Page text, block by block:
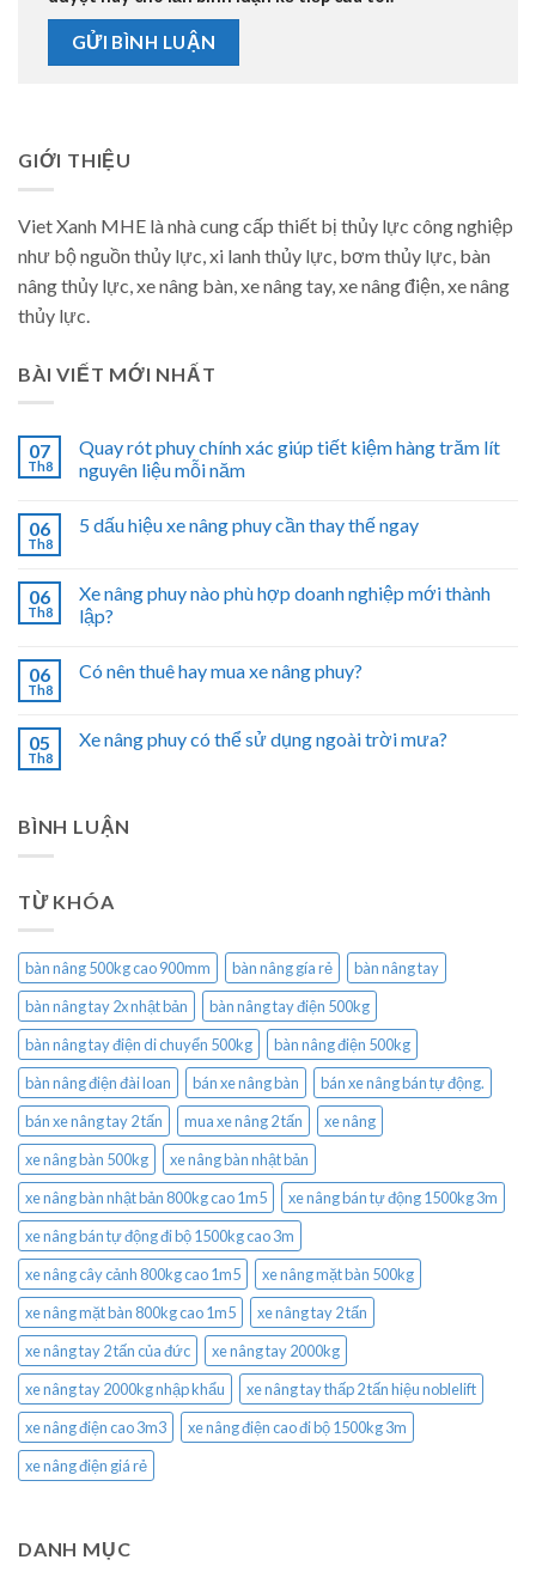
GIỚI THIỆU
Viet Xanh MHE là nhà cung cấp thiết bị thủy lực công nghiệp
như bộ nguồn thủy lực, xi lanh thủy lực, bơm thủy lực, bàn
nâng thủy lực, xe nâng bàn, xe nâng tay, xe nâng điện, xe nâng
thủy lực.
BÀI VIẾT MỚI NHẤT
07
Th8
Quay rót phuy chính xác giúp tiết kiệm hàng trăm lít
nguyên liệu mỗi năm
06
Th8
5 dấu hiệu xe nâng phuy cần thay thế ngay
06
Th8
Xe nâng phuy nào phù hợp doanh nghiệp mới thành
lập?
06
Th8
Có nên thuê hay mua xe nâng phuy?
05
Th8
Xe nâng phuy có thể sử dụng ngoài trời mưa?
BÌNH LUẬN
TỪ KHÓA
bàn nâng 500kg cao 900mm bàn nâng gía rẻ
bàn nâng tay
bàn nâng tay 2x nhật bản
bàn nâng tay điện 500kg
bàn nâng tay điện di chuyển 500kg
bàn nâng điện 500kg
bàn nâng điện đài loan
bán xe nâng bàn
bán xe nâng bán tự động.
bán xe nâng tay 2 tấn
mua xe nâng 2 tấn
xe nâng
xe nâng bàn 500kg
xe nâng bàn nhật bản
xe nâng bàn nhật bản 800kg cao 1m5
xe nâng bán tự động 1500kg 3m
xe nâng bán tự động đi bộ 1500kg cao 3m
xe nâng cây cảnh 800kg cao 1m5
xe nâng mặt bàn 500kg
xe nâng mặt bàn 800kg cao 1m5
xe nâng tay 2 tấn
xe nâng tay 2 tấn của đức
xe nâng tay 2000kg
xe nâng tay 2000kg nhập khẩu
xe nâng tay thấp 2 tấn hiệu noblelift
xe nâng điện cao 3m3
xe nâng điện cao đi bộ 1500kg 3m
xe nâng điện giá rẻ
DANH MỤC